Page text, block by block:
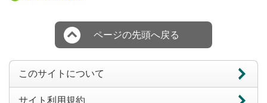
ページの先頭へ戻る
このサイトについて
サイト利用規約